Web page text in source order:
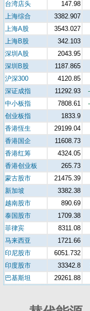
台湾店头
147.98
上海综合
3382.907
上海A股
3543.027
上海B股
342.103
深圳A股
2043.95
深圳B股
1187.865
沪深300
4120.85
深证成指
11292.93
中小板指
7808.61
创业板指
1833.9
香港恆生
29199.04
香港国企
11608.73
香港红筹
4324.05
香港创业板
265.73
蒙古股市
21475.39
新加坡
3382.38
越南股市
890.69
泰国股市
1709.38
菲律宾
8311.08
马来西亚
1721.66
印尼股市
6051.732
印度股市
33342.8
巴基斯坦
29261.88